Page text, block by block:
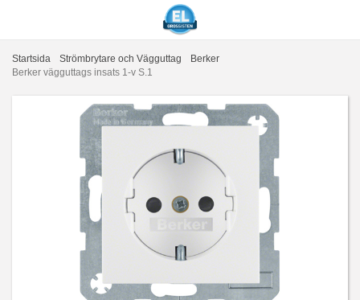
Startsida Strömbrytare och Vägguttag
Berker
Berker vägguttags insats 1-v S.1